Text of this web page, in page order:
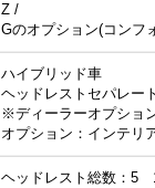
Z /
Gのオプション(コンフ
ハイブリッド車
ヘッドレストセパレー
※ディーラーオプショ
オプション：インテリ
ヘッドレスト総数：5